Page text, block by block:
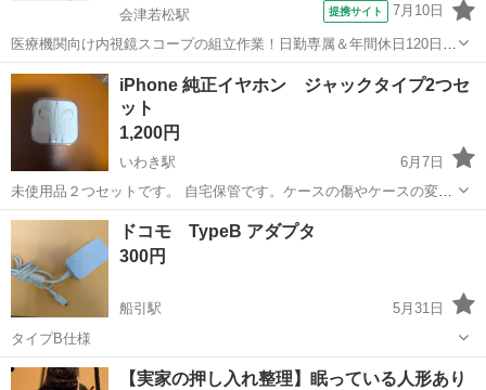
会津若松駅
提携サイト 7月10日
医療機関向け内視鏡スコープの組立作業！日勤専属＆年間休日120日
★◎20代～40代の男女活躍中！送迎あり！マイカー通勤OK◎無料駐車
場あり★日払いあり◎空調完備で快適作業！《福島県会津若松市》 人
気の工場のお仕事 ◇医療機...
福島 会津若松市 会津若松駅
iPhone 純正イヤホン ジャックタイプ2つセ
ット
1,200円
いわき駅
6月7日
未使用品２つセットです。 自宅保管です。ケースの傷やケースの変色
あります。
福島 いわき市 その他 イヤホン
ドコモ TypeB アダプタ
300円
船引駅
5月31日
タイプB仕様
福島 田村市 船引駅 その他 アダプタ
【実家の押し入れ整理】眠っている人形あり